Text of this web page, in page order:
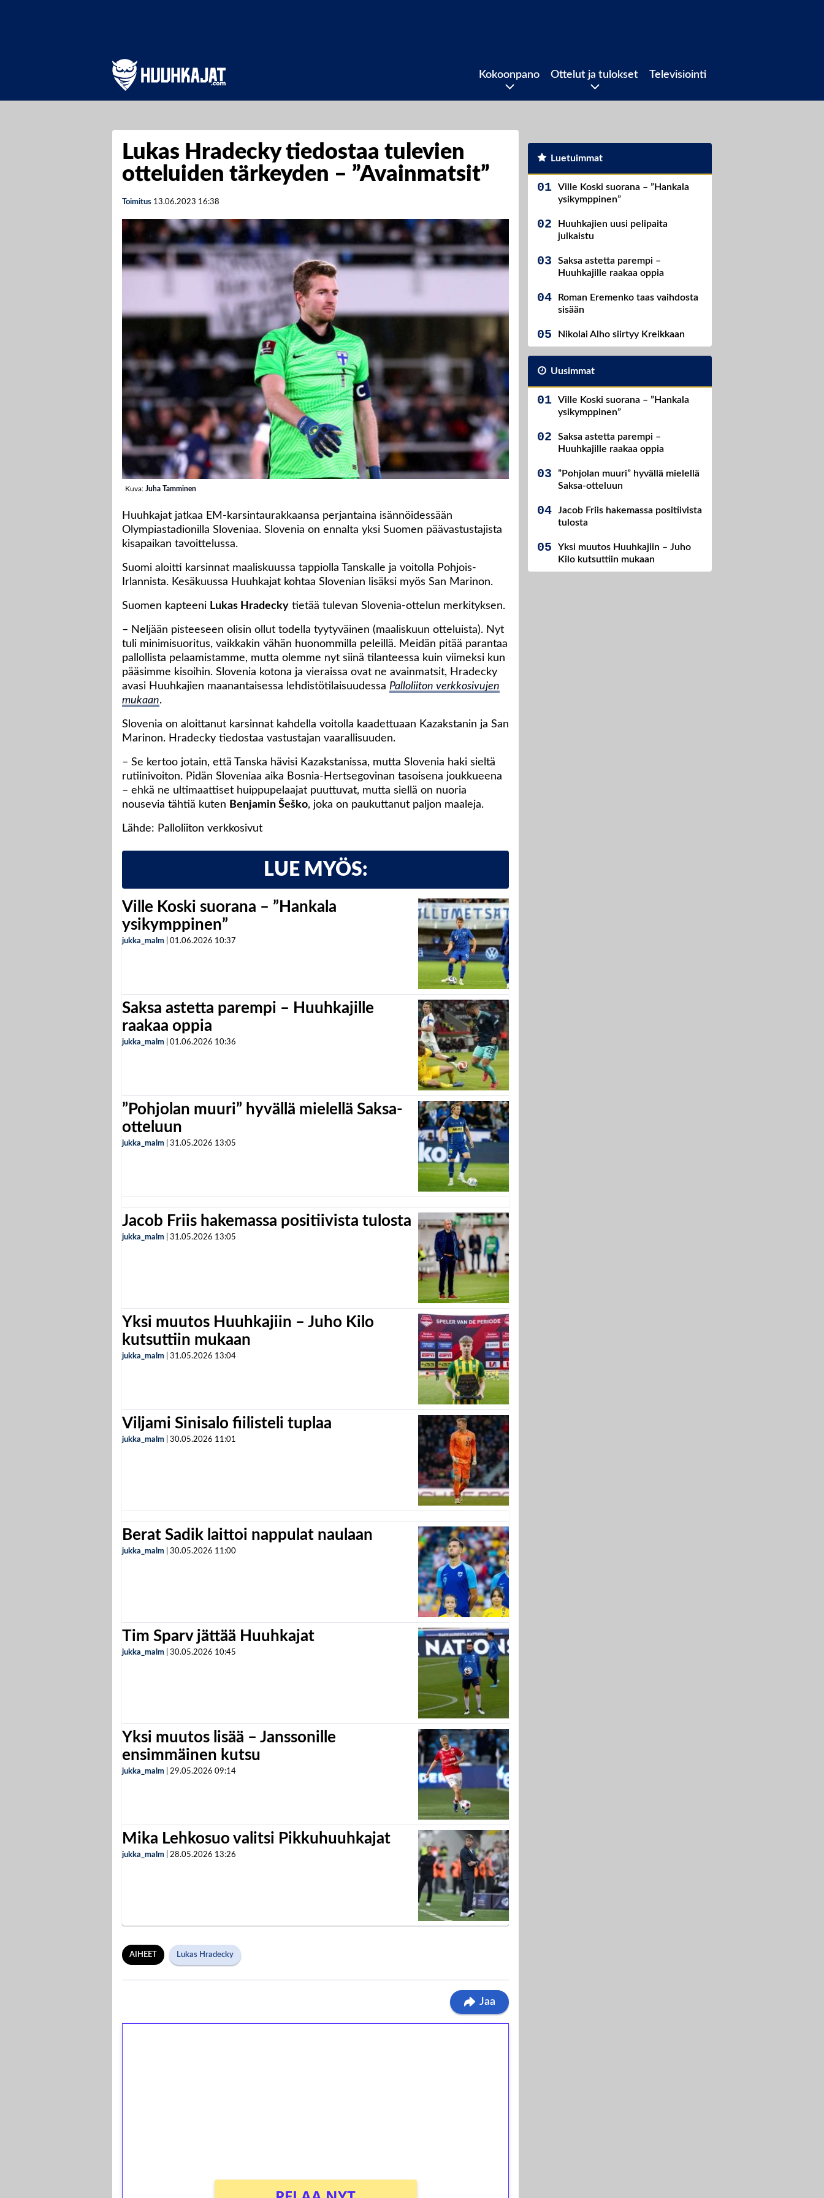
Kokoonpano Ottelut ja tulokset Televisiointi
Lukas Hradecky tiedostaa tulevien
otteluiden tärkeyden – ”Avainmatsit”
Toimitus 13.06.2023 16:38
Kuva: Juha Tamminen
Huuhkajat jatkaa EM-karsintaurakkaansa perjantaina isännöidessään
Olympiastadionilla Sloveniaa. Slovenia on ennalta yksi Suomen päävastustajista
kisapaikan tavoittelussa.
Suomi aloitti karsinnat maaliskuussa tappiolla Tanskalle ja voitolla Pohjois-
Irlannista. Kesäkuussa Huuhkajat kohtaa Slovenian lisäksi myös San Marinon.
Suomen kapteeni Lukas Hradecky tietää tulevan Slovenia-ottelun merkityksen.
– Neljään pisteeseen olisin ollut todella tyytyväinen (maaliskuun otteluista). Nyt
tuli minimisuoritus, vaikkakin vähän huonommilla peleillä. Meidän pitää parantaa
pallollista pelaamistamme, mutta olemme nyt siinä tilanteessa kuin viimeksi kun
pääsimme kisoihin. Slovenia kotona ja vieraissa ovat ne avainmatsit, Hradecky
avasi Huuhkajien maanantaisessa lehdistötilaisuudessa Palloliiton verkkosivujen
mukaan.
Slovenia on aloittanut karsinnat kahdella voitolla kaadettuaan Kazakstanin ja San
Marinon. Hradecky tiedostaa vastustajan vaarallisuuden.
– Se kertoo jotain, että Tanska hävisi Kazakstanissa, mutta Slovenia haki sieltä
rutiinivoiton. Pidän Sloveniaa aika Bosnia-Hertsegovinan tasoisena joukkueena
– ehkä ne ultimaattiset huippupelaajat puuttuvat, mutta siellä on nuoria
nousevia tähtiä kuten Benjamin Šeško, joka on paukuttanut paljon maaleja.
Lähde: Palloliiton verkkosivut
LUE MYÖS:
Ville Koski suorana – ”Hankala
ysikymppinen”
jukka_malm 01.06.2026 10:37
Saksa astetta parempi – Huuhkajille
raakaa oppia
jukka_malm 01.06.2026 10:36
”Pohjolan muuri” hyvällä mielellä Saksa-
otteluun
jukka_malm 31.05.2026 13:05
Jacob Friis hakemassa positiivista tulosta
jukka_malm 31.05.2026 13:05
Yksi muutos Huuhkajiin – Juho Kilo
kutsuttiin mukaan
jukka_malm 31.05.2026 13:04
Viljami Sinisalo fiilisteli tuplaa
jukka_malm 30.05.2026 11:01
Berat Sadik laittoi nappulat naulaan
jukka_malm 30.05.2026 11:00
Tim Sparv jättää Huuhkajat
jukka_malm 30.05.2026 10:45
Yksi muutos lisää – Janssonille
ensimmäinen kutsu
jukka_malm 29.05.2026 09:14
Mika Lehkosuo valitsi Pikkuhuuhkajat
jukka_malm 28.05.2026 13:26
AIHEET Lukas Hradecky
Jaa
Luetuimmat
Ville Koski suorana – ”Hankala
ysikymppinen”
Huuhkajien uusi pelipaita
julkaistu
Saksa astetta parempi –
Huuhkajille raakaa oppia
Roman Eremenko taas vaihdosta
sisään
Nikolai Alho siirtyy Kreikkaan
Uusimmat
Ville Koski suorana – ”Hankala
ysikymppinen”
Saksa astetta parempi –
Huuhkajille raakaa oppia
”Pohjolan muuri” hyvällä mielellä
Saksa-otteluun
Jacob Friis hakemassa positiivista
tulosta
Yksi muutos Huuhkajiin – Juho
Kilo kutsuttiin mukaan